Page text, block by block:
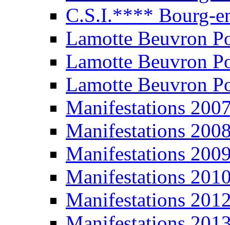
C.S.I.**** Bourg-
Lamotte Beuvron
Lamotte Beuvron
Lamotte Beuvron
Manifestations
Manifestations
Manifestations
Manifestations
Manifestations